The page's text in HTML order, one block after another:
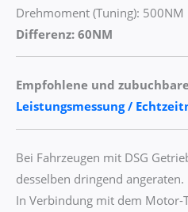
Drehmoment (Tuning): 500NM
Differenz: 60NM
Empfohlene und
Leistungsmessung /
Bei Fahrzeugen mit DSG
desselben dringend angeraten.
In Verbindung mit dem Motor-